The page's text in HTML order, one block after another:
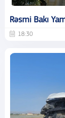
Rəsmi Bakı
18:30